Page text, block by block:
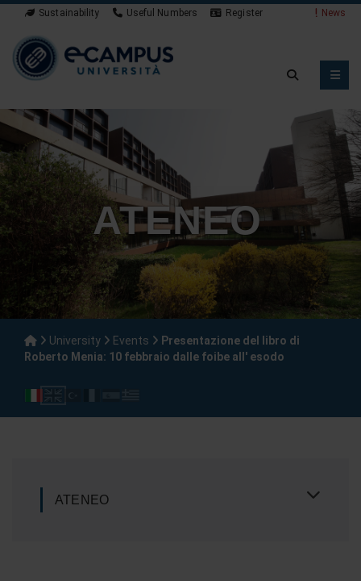
Sustainability Useful Numbers Register News
ATENEO
University Events
Presentazione del libro di
Roberto Menia: 10 febbraio dalle foibe all' esodo
ATENEO